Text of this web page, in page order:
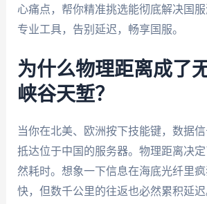
心痛点，帮你精准挑选能彻底解决国
专业工具，告别延迟，畅享国服。
为什么物理距离成了
峡谷天堑？
当你在北美、欧洲按下技能键，数据
抵达位于中国的服务器。物理距离决
然耗时。想象一下信息在海底光纤里
快，但数千公里的往返也必然累积延